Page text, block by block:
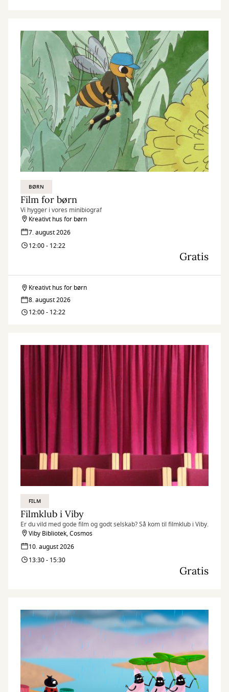
BØRN
Film for børn
Vi hygger i vores minibiograf
Kreativt hus for børn
7. august 2026
12:00 - 12:22
Gratis
Film
for
Kreativt hus for børn
8. august 2026
12:00 - 12:22
FILM
Filmklub i Viby
Er du vild med gode film og godt selskab? Så kom til filmklub i Viby.
Viby Bibliotek, Cosmos
10. august 2026
13:30 - 15:30
Gratis